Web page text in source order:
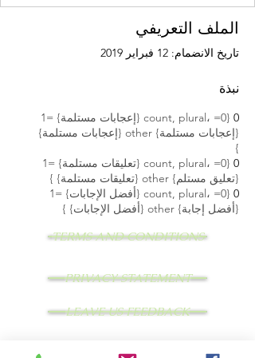
الملف التعريفي
تاريخ الانضمام: 12 فبراير 2019
نبذة
0
{count, plural، =0 {إعجابات مستلمة} =1
{إعجابات مستلمة} other {إعجابات مستلمة}
}
0
{count, plural، =0 {تعليقات مستلمة} =1
{تعليق مستلم} other {تعليقات مستلمة} }
0
{count, plural، =0 {أفضل الإجابات} =1
{أفضل إجابة} other {أفضل الإجابات} }
TERMS AND CONDITIONS
PRIVACY STATEMENT
LEAVE US FEEDBACK